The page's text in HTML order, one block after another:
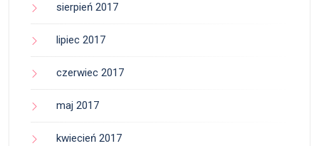
sierpień 2017
lipiec 2017
czerwiec 2017
maj 2017
kwiecień 2017